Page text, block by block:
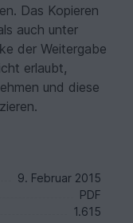
Das Kopieren
auch unter
der Weitergabe
erlaubt,
und diese
9. Februar 2015
PDF
1.615